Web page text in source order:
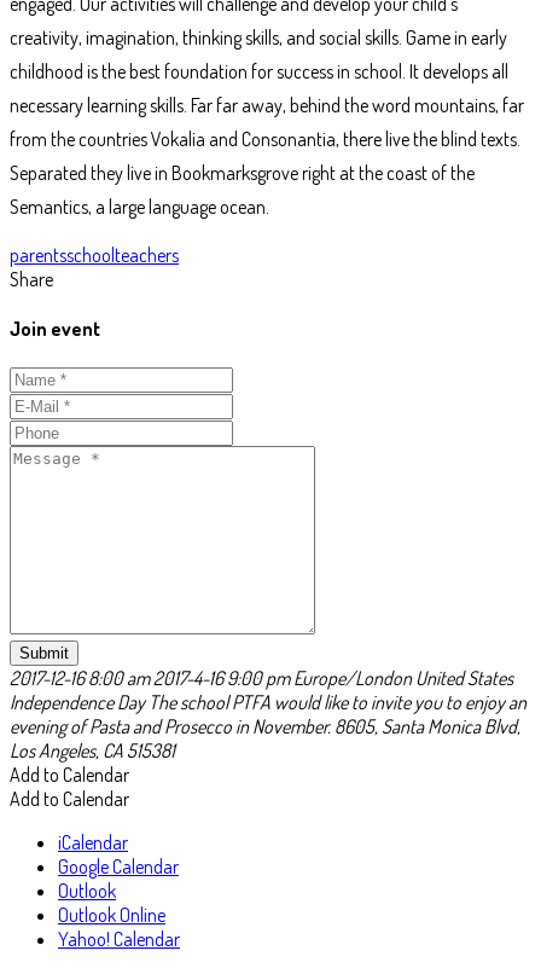
creativity, imagination, thinking skills, and social skills. Game in early
childhood is the best foundation for success in school. It develops all
necessary learning skills. Far far away, behind the word mountains, far
from the countries Vokalia and Consonantia, there live the blind texts.
Separated they live in Bookmarksgrove right at the coast of the
Semantics, a large language ocean.
Tags
parentsschoolteachers
Share
Join event
Submit
2017-12-16 8:00 am2017-4-16 9:00 pm Europe/London United States
Independence Day The school PTFA would like to invite you to enjoy an
evening of Pasta and Prosecco in November. 8605, Santa Monica Blvd,
Los Angeles, CA 515381
Add to Calendar
Add to Calendar
iCalendar
Google Calendar
Outlook
Outlook Online
Yahoo! Calendar